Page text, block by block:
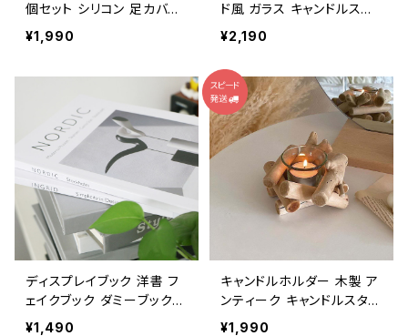
個セット シリコン 足カバー
キャップ CLCP001-16P
¥1,990
ド風 ガラス キャンドルスタ
ンド CDST001
¥2,190
ディスプレイブック 洋書 フ
ェイクブック ダミーブック
撮影小物 BOOK10
¥1,490
キャンドルホルダー 木製 ア
ンティーク キャンドルスタン
ド 北欧 CDST005
¥1,990